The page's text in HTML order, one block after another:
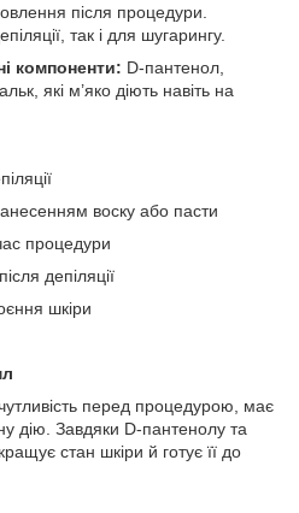
після процедури.
так і для шугарингу.
компоненти: D-пантенол,
які м’яко діють навіть на
воску або пасти
процедури
депіляції
шкіри
перед процедурою, має
дію. Завдяки D-пантенолу та
стан шкіри й готує її до